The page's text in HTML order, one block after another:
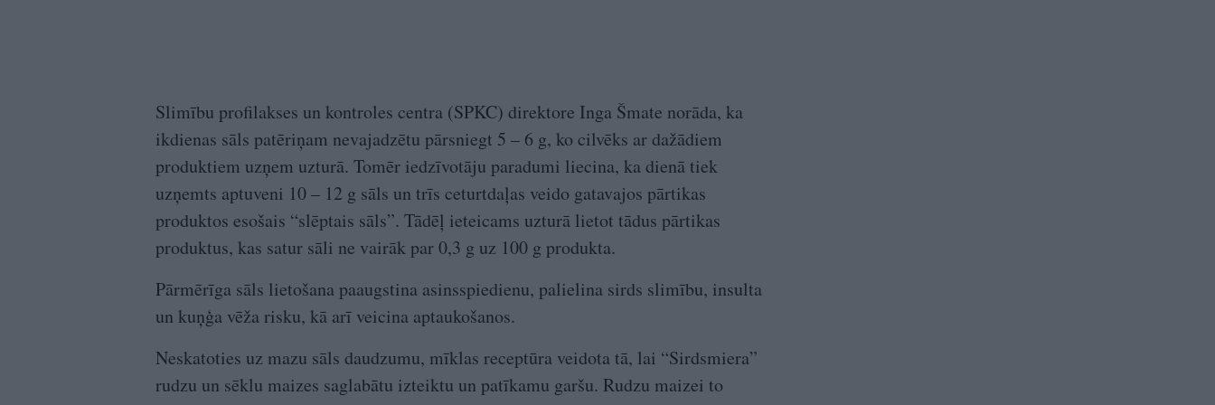
Slimību profilakses un kontroles centra (SPKC) direktore Inga Šmate norāda, ka
ikdienas sāls patēriņam nevajadzētu pārsniegt 5 – 6 g, ko cilvēks ar dažādiem
produktiem uzņem uzturā. Tomēr iedzīvotāju paradumi liecina, ka dienā tiek
uzņemts aptuveni 10 – 12 g sāls un trīs ceturtdaļas veido gatavajos pārtikas
produktos esošais “slēptais sāls”. Tādēļ ieteicams uzturā lietot tādus pārtikas
produktus, kas satur sāli ne vairāk par 0,3 g uz 100 g produkta.
Pārmērīga sāls lietošana paaugstina asinsspiedienu, palielina sirds slimību, insulta
un kuņģa vēža risku, kā arī veicina aptaukošanos.
Neskatoties uz mazu sāls daudzumu, mīklas receptūra veidota tā, lai “Sirdsmiera”
rudzu un sēklu maizes saglabātu izteiktu un patīkamu garšu. Rudzu maizei to